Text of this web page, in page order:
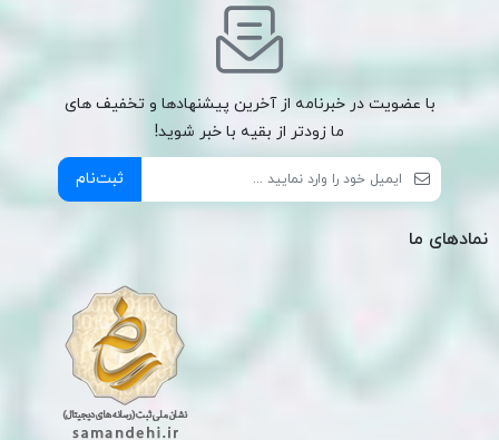
با عضویت در خبرنامه از آخرین پیشنهادها و تخفیف های
ما زودتر از بقیه با خبر شوید!
ثبت‌نام
نمادهای ما